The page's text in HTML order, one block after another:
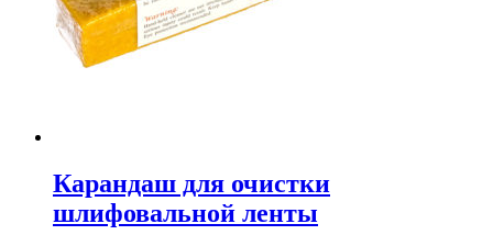
Карандаш для очистки
шлифовальной ленты